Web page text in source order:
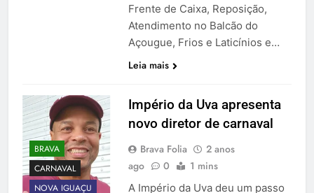
Frente de Caixa, Reposição,
Atendimento no Balcão do
Açougue, Frios e Laticínios e…
Leia mais
BRAVA
CARNAVAL
NOVA IGUAÇU
Império da Uva apresenta
novo diretor de carnaval
Brava Folia
2 anos
ago
0 1 mins
A Império da Uva deu um passo